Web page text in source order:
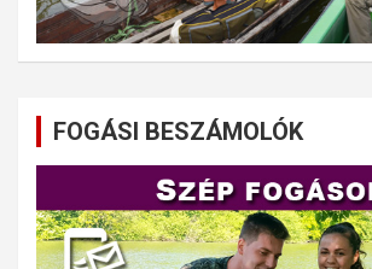
FOGÁSI BESZÁMOLÓK